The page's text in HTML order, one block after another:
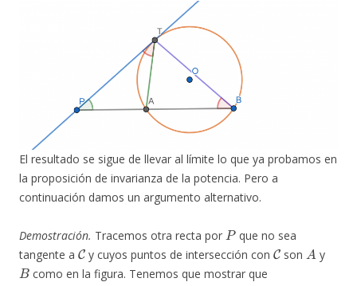
El resultado se sigue de llevar al límite lo que ya probamos en
la proposición de invarianza de la potencia. Pero a
continuación damos un argumento alternativo.
Demostración. Tracemos otra recta por
P
que no sea
tangente a
C
y cuyos puntos de intersección con
C
son
A
y
B
como en la figura. Tenemos que mostrar que